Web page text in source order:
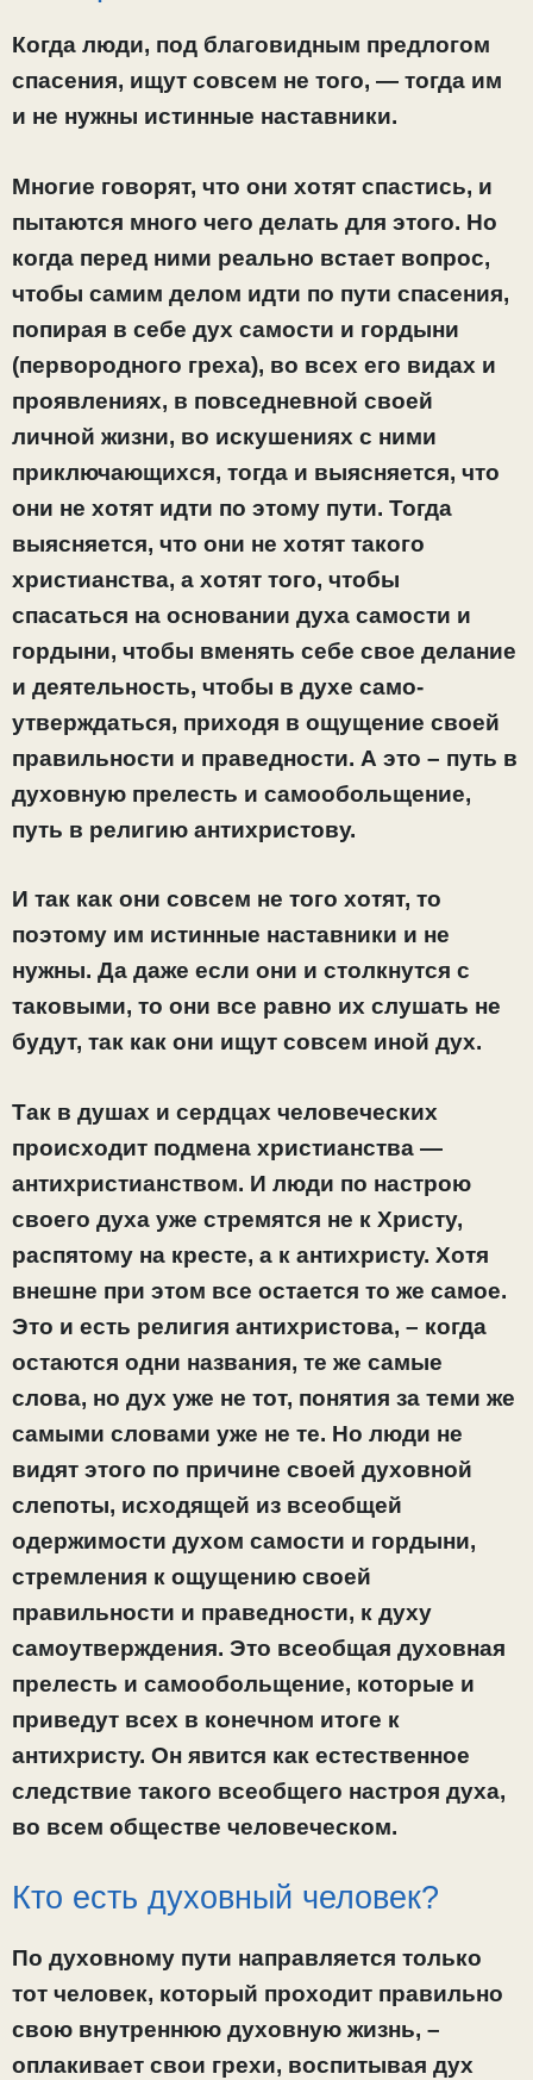
Когда люди, под благовидным предлогом
спасения, ищут совсем не того, — тогда им
и не нужны истинные наставники.
Многие говорят, что они хотят спастись, и
пытаются много чего делать для этого. Но
когда перед ними реально встает вопрос,
чтобы самим делом идти по пути спасения,
попирая в себе дух самости и гордыни
(первородного греха), во всех его видах и
проявлениях, в повседневной своей
личной жизни, во искушениях с ними
приключающихся, тогда и выясняется, что
они не хотят идти по этому пути. Тогда
выясняется, что они не хотят такого
христианства, а хотят того, чтобы
спасаться на основании духа самости и
гордыни, чтобы вменять себе свое делание
и деятельность, чтобы в духе само-
утверждаться, приходя в ощущение своей
правильности и праведности. А это – путь в
духовную прелесть и самообольщение,
путь в религию антихристову.
И так как они совсем не того хотят, то
поэтому им истинные наставники и не
нужны. Да даже если они и столкнутся с
таковыми, то они все равно их слушать не
будут, так как они ищут совсем иной дух.
Так в душах и сердцах человеческих
происходит подмена христианства —
антихристианством. И люди по настрою
своего духа уже стремятся не к Христу,
распятому на кресте, а к антихристу. Хотя
внешне при этом все остается то же самое.
Это и есть религия антихристова, – когда
остаются одни названия, те же самые
слова, но дух уже не тот, понятия за теми же
самыми словами уже не те. Но люди не
видят этого по причине своей духовной
слепоты, исходящей из всеобщей
одержимости духом самости и гордыни,
стремления к ощущению своей
правильности и праведности, к духу
самоутверждения. Это всеобщая духовная
прелесть и самообольщение, которые и
приведут всех в конечном итоге к
антихристу. Он явится как естественное
следствие такого всеобщего настроя духа,
во всем обществе человеческом.
Кто есть духовный человек?
По духовному пути направляется только
тот человек, который проходит правильно
свою внутреннюю духовную жизнь, –
оплакивает свои грехи, воспитывая дух